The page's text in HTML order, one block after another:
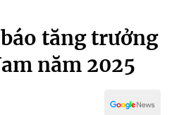
tăng trưởng
năm 2025